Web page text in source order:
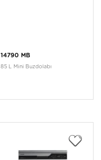
14790 MB
85 L Mini Buzdolabı